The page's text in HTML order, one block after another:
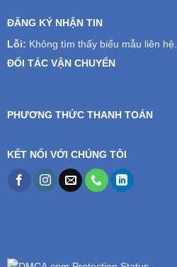
ĐĂNG KÝ NHẬN TIN
Lỗi: Không tìm thấy biểu mẫu liên hệ.
ĐỐI TÁC VẬN CHUYỂN
PHƯƠNG THỨC THANH TOÁN
KẾT NỐI VỚI CHÚNG TÔI